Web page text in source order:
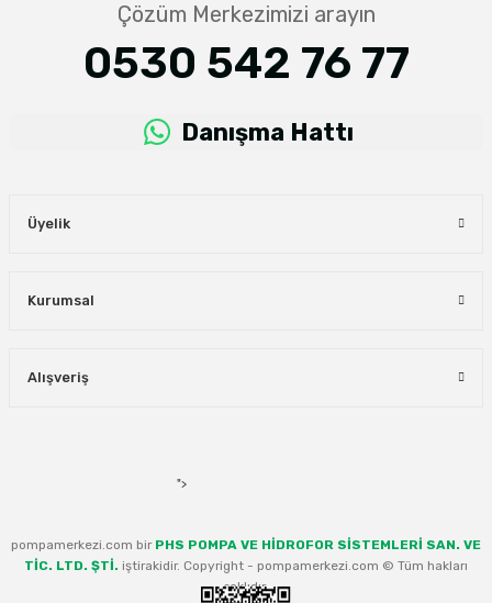
Çözüm Merkezimizi arayın
0530 542 76 77
Danışma Hattı
Üyelik
Kurumsal
Alışveriş
">
pompamerkezi.com bir PHS POMPA VE HİDROFOR SİSTEMLERİ SAN. VE
TİC. LTD. ŞTİ. iştirakidir. Copyright - pompamerkezi.com © Tüm hakları
saklıdır.